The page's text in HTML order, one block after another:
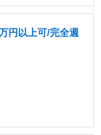
円以上可/完全週